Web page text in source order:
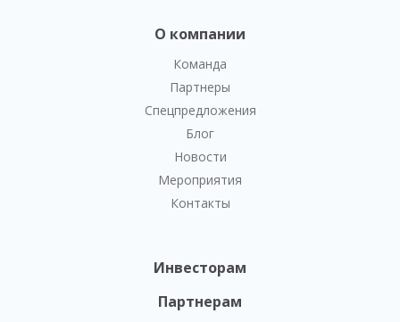
О компании
Команда
Партнеры
Спецпредложения
Блог
Новости
Мероприятия
Контакты
Инвесторам
Партнерам